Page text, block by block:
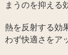
まうのを抑える
熱を反射する効
わず快適さをア